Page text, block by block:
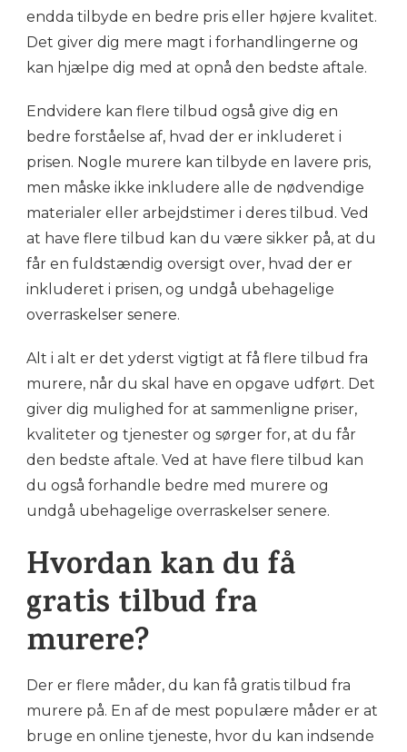
endda tilbyde en bedre pris eller højere kvalitet.
Det giver dig mere magt i forhandlingerne og
kan hjælpe dig med at opnå den bedste aftale.
Endvidere kan flere tilbud også give dig en
bedre forståelse af, hvad der er inkluderet i
prisen. Nogle murere kan tilbyde en lavere pris,
men måske ikke inkludere alle de nødvendige
materialer eller arbejdstimer i deres tilbud. Ved
at have flere tilbud kan du være sikker på, at du
får en fuldstændig oversigt over, hvad der er
inkluderet i prisen, og undgå ubehagelige
overraskelser senere.
Alt i alt er det yderst vigtigt at få flere tilbud fra
murere, når du skal have en opgave udført. Det
giver dig mulighed for at sammenligne priser,
kvaliteter og tjenester og sørger for, at du får
den bedste aftale. Ved at have flere tilbud kan
du også forhandle bedre med murere og
undgå ubehagelige overraskelser senere.
Hvordan kan du få
gratis tilbud fra
murere?
Der er flere måder, du kan få gratis tilbud fra
murere på. En af de mest populære måder er at
bruge en online tjeneste, hvor du kan indsende